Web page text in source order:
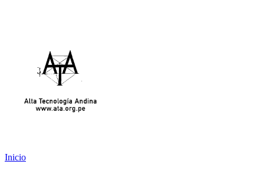
Inicio